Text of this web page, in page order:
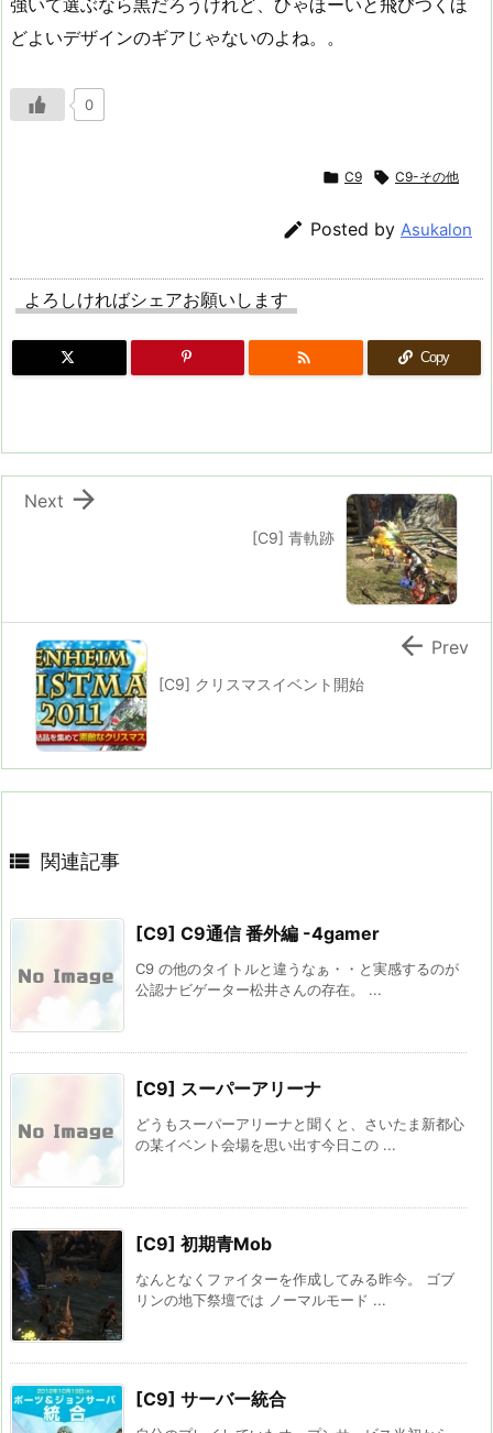
どよいデザインのギアじゃないのよね。。
0
 C9  C9-その他
 Posted by Asukalon
よろしければシェアお願いします
 Copy
[C9] 青軌跡

Next
[C9] クリスマスイベント開始
 Prev
 関連記事
[C9] C9通信 番外編 -4gamer
C9 の他のタイトルと違うなぁ・・と実感するのが
公認ナビゲーター松井さんの存在。 ...
[C9] スーパーアリーナ
どうもスーパーアリーナと聞くと、さいたま新都心
の某イベント会場を思い出す今日この ...
[C9] 初期青Mob
なんとなくファイターを作成してみる昨今。 ゴブ
リンの地下祭壇では ノーマルモード ...
[C9] サーバー統合